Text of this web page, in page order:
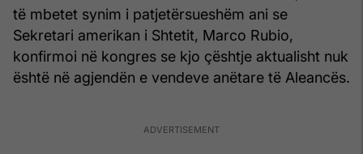
të mbetet synim i patjetërsueshëm ani se
Sekretari amerikan i Shtetit, Marco Rubio,
konfirmoi në kongres se kjo çështje aktualisht nuk
është në agjendën e vendeve anëtare të Aleancës.